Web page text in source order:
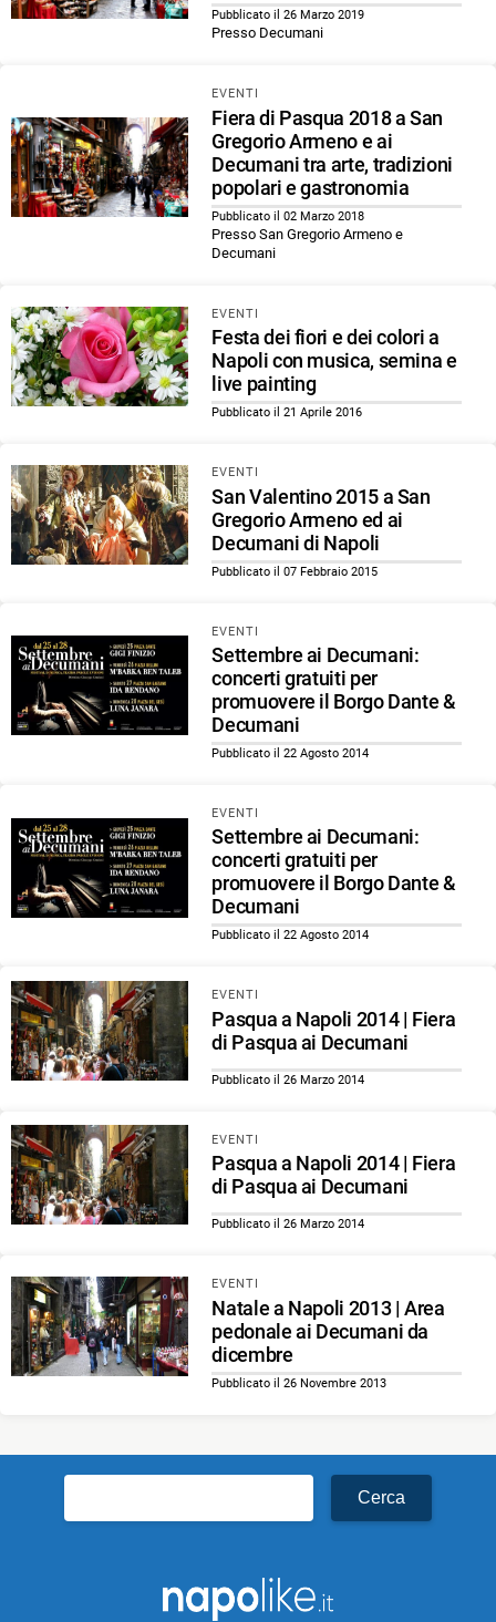
Pubblicato il 26 Marzo 2019
Presso Decumani
EVENTI
Fiera di Pasqua 2018 a San
Gregorio Armeno e ai
Decumani tra arte, tradizioni
popolari e gastronomia
Pubblicato il 02 Marzo 2018
Presso San Gregorio Armeno e
Decumani
EVENTI
Festa dei fiori e dei colori a
Napoli con musica, semina e
live painting
Pubblicato il 21 Aprile 2016
EVENTI
San Valentino 2015 a San
Gregorio Armeno ed ai
Decumani di Napoli
Pubblicato il 07 Febbraio 2015
EVENTI
Settembre ai Decumani:
concerti gratuiti per
promuovere il Borgo Dante &
Decumani
Pubblicato il 22 Agosto 2014
EVENTI
Settembre ai Decumani:
concerti gratuiti per
promuovere il Borgo Dante &
Decumani
Pubblicato il 22 Agosto 2014
EVENTI
Pasqua a Napoli 2014 | Fiera
di Pasqua ai Decumani
Pubblicato il 26 Marzo 2014
EVENTI
Pasqua a Napoli 2014 | Fiera
di Pasqua ai Decumani
Pubblicato il 26 Marzo 2014
EVENTI
Natale a Napoli 2013 | Area
pedonale ai Decumani da
dicembre
Pubblicato il 26 Novembre 2013
per: